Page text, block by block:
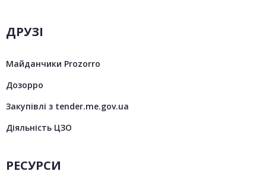
ДРУЗІ
Майданчики Prozorro
Дозорро
Закупівлі з tender.me.gov.ua
Діяльність ЦЗО
РЕСУРСИ